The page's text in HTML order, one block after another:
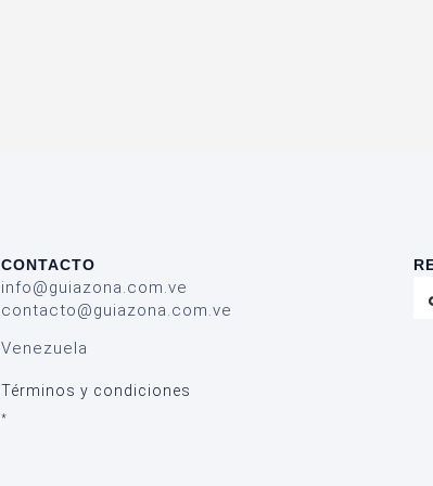
CONTACTO
info@guiazona.com.ve
contacto@guiazona.com.ve
Venezuela
Términos y condiciones
*